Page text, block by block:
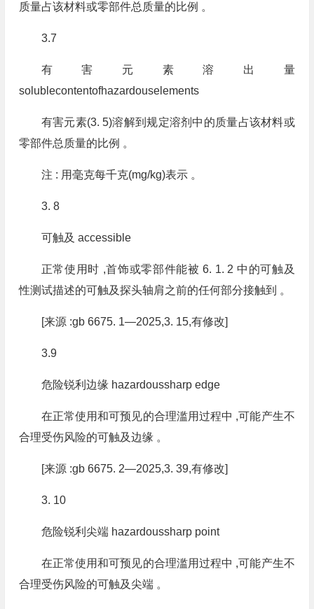
质量占该材料或零部件总质量的比例 。
3.7
有害元素溶出量
solublecontentofhazardouselements
有害元素(3. 5)溶解到规定溶剂中的质量占该材料或
零部件总质量的比例 。
注 : 用毫克每千克(mg/kg)表示 。
3. 8
可触及 accessible
正常使用时 ,首饰或零部件能被 6. 1. 2 中的可触及
性测试描述的可触及探头轴肩之前的任何部分接触到 。
[来源 :gb 6675. 1—2025,3. 15,有修改]
3.9
危险锐利边缘 hazardoussharp edge
在正常使用和可预见的合理滥用过程中 ,可能产生不
合理受伤风险的可触及边缘 。
[来源 :gb 6675. 2—2025,3. 39,有修改]
3. 10
危险锐利尖端 hazardoussharp point
在正常使用和可预见的合理滥用过程中 ,可能产生不
合理受伤风险的可触及尖端 。